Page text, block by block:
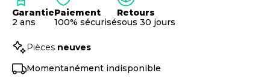
Garantie
2 ans
Paiement
100% sécurisé
Retours
sous 30 jours
Pièces neuves
Momentanément indisponible